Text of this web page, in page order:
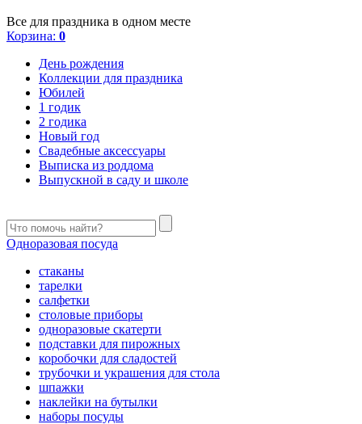
Все для праздника в одном месте
Корзина: 0
День рождения
Коллекции для праздника
Юбилей
1 годик
2 годика
Новый год
Свадебные аксессуары
Выписка из роддома
Выпускной в саду и школе
Одноразовая посуда
стаканы
тарелки
салфетки
столовые приборы
одноразовые скатерти
подставки для пирожных
коробочки для сладостей
трубочки и украшения для стола
шпажки
наклейки на бутылки
наборы посуды